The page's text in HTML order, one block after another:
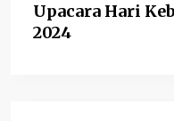
Upacara Hari
2024